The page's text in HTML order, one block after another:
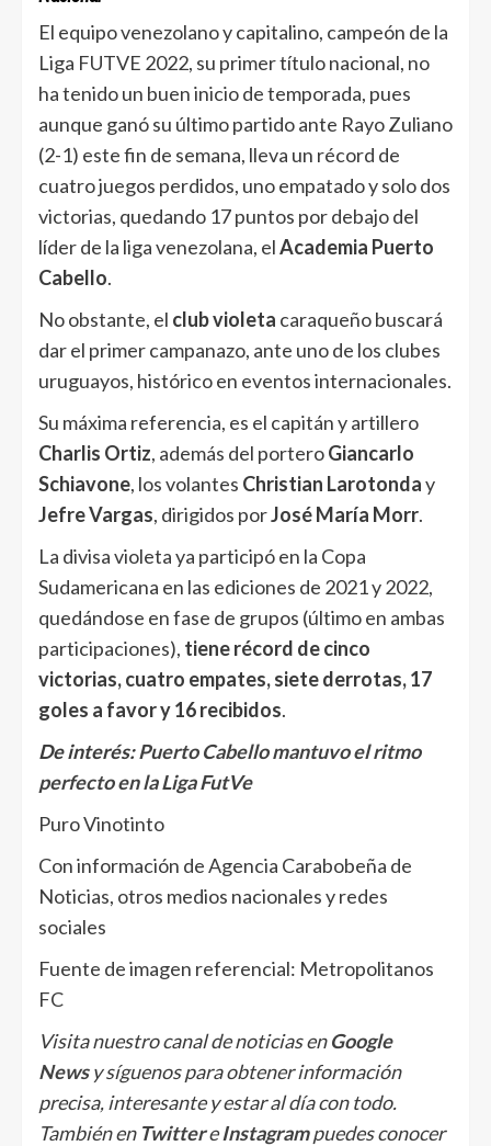
El equipo venezolano y capitalino, campeón de la
Liga FUTVE 2022, su primer título nacional, no
ha tenido un buen inicio de temporada, pues
aunque ganó su último partido ante Rayo Zuliano
(2-1) este fin de semana, lleva un récord de
cuatro juegos perdidos, uno empatado y solo dos
victorias, quedando 17 puntos por debajo del
líder de la liga venezolana, elAcademia Puerto
Cabello.
No obstante, el club violeta caraqueño buscará
dar el primer campanazo, ante uno de los clubes
uruguayos, histórico en eventos internacionales.
Su máxima referencia, es el capitán y artillero
Charlis Ortiz, además del porteroGiancarlo
Schiavone, los volantes Christian Larotonday
Jefre Vargas, dirigidos porJosé María Morr.
La divisa violeta ya participó en la Copa
Sudamericana en las ediciones de 2021 y 2022,
quedándose en fase de grupos (último en ambas
participaciones), tiene récord de cinco
victorias, cuatro empates, siete derrotas, 17
goles a favor y 16 recibidos.
De interés:Puerto Cabello mantuvo el ritmo
perfecto en la Liga FutVe
Puro Vinotinto
Con información de Agencia Carabobeña de
Noticias, otros medios nacionales y redes
sociales
Fuente de imagen referencial: Metropolitanos
FC
Visita nuestro canal de noticias enGoogle
Newsy síguenos para obtener información
precisa, interesante y estar al día con todo.
También en TwittereInstagrampuedes conocer